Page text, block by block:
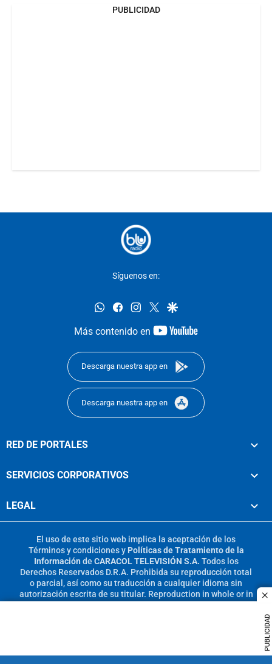
PUBLICIDAD
PUBLICIDAD
Síguenos en:
whatsappfacebookinstagram
twittergoogle
Más contenido en
youtube-
Descarga nuestra app en
Descarga nuestra app en
RED DE PORTALES
SERVICIOS CORPORATIVOS
LEGAL
El uso de este sitio web implica la aceptación de los
Términos y condicionesy Políticas de Tratamiento de la
Información de CARACOL TELEVISIÓN S.A. Todos los
Derechos Reservados D.R.A. Prohibida su reproducción total
o parcial, así como su traducción a cualquier idioma sin
autorización escrita de su titular. Reproduction in whole or in